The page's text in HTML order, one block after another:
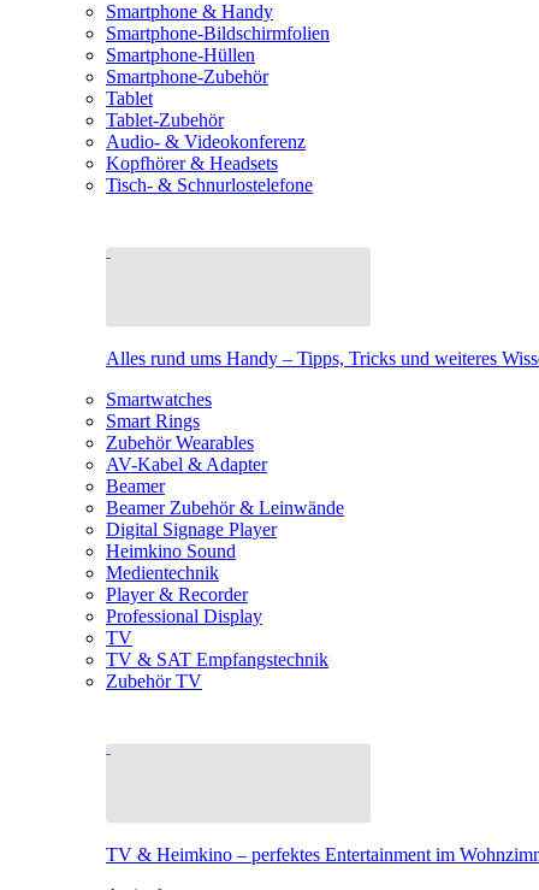
Smartphone & Handy
Smartphone-Bildschirmfolien
Smartphone-Hüllen
Smartphone-Zubehör
Tablet
Tablet-Zubehör
Audio- & Videokonferenz
Kopfhörer & Headsets
Tisch- & Schnurlostelefone
Alles rund ums Handy – Tipps, Tricks und weiteres
Smartwatches
Smart Rings
Zubehör Wearables
AV-Kabel & Adapter
Beamer
Beamer Zubehör & Leinwände
Digital Signage Player
Heimkino Sound
Medientechnik
Player & Recorder
Professional Display
TV
TV & SAT Empfangstechnik
Zubehör TV
TV & Heimkino – perfektes Entertainment im